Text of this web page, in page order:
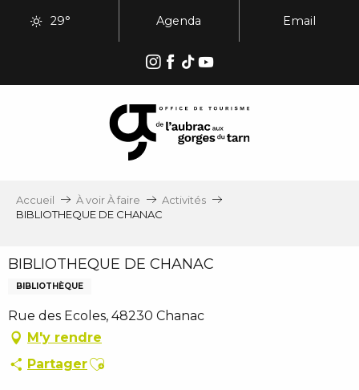
29° Agenda Email
Accueil À voir À faire
Activités
BIBLIOTHEQUE DE CHANAC
BIBLIOTHEQUE DE CHANAC
BIBLIOTHÈQUE
Rue des Ecoles, 48230 Chanac
M'y rendre
PartagerAjouter aux favoris